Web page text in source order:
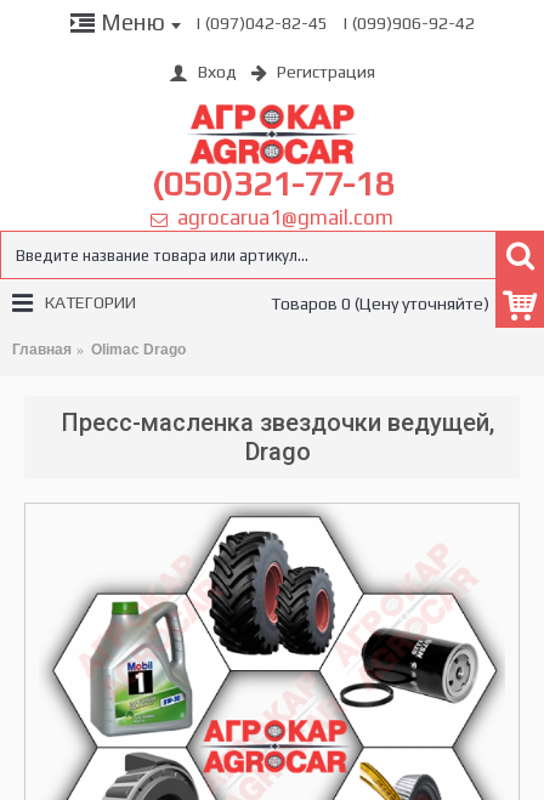
Меню | (097)042-82-45 | (099)906-92-42
Вход Регистрация
(050)321-77-18
agrocarua1@gmail.com
Товаров 0 (Цену уточняйте)
КАТЕГОРИИ
Главная Olimac Drago
Пресс-масленка звездочки ведущей,
Drago